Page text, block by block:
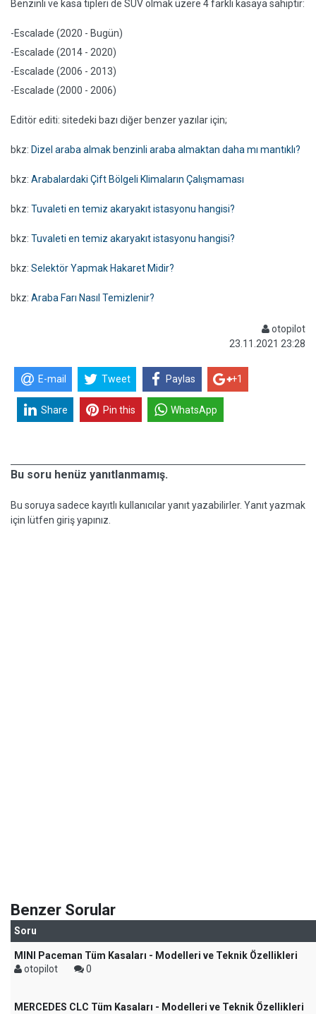
Benzinli ve kasa tipleri de SUV olmak üzere 4 farklı kasaya sahiptir:
-Escalade (2020 - Bugün)
-Escalade (2014 - 2020)
-Escalade (2006 - 2013)
-Escalade (2000 - 2006)
Editör editi: sitedeki bazı diğer benzer yazılar için;
bkz: Dizel araba almak benzinli araba almaktan daha mı mantıklı?
bkz: Arabalardaki Çift Bölgeli Klimaların Çalışmaması
bkz: Tuvaleti en temiz akaryakıt istasyonu hangisi?
bkz: Tuvaleti en temiz akaryakıt istasyonu hangisi?
bkz: Selektör Yapmak Hakaret Midir?
bkz: Araba Farı Nasıl Temizlenir?
otopilot
23.11.2021 23:28
E-mail Tweet Paylas +1
Share Pin this WhatsApp
Bu soru henüz yanıtlanmamış.
Bu soruya sadece kayıtlı kullanıcılar yanıt yazabilirler. Yanıt yazmak
için lütfen giriş yapınız.
Benzer Sorular
Soru
MINI Paceman Tüm Kasaları - Modelleri ve Teknik Özellikleri
otopilot
0
MERCEDES CLC Tüm Kasaları - Modelleri ve Teknik Özellikleri